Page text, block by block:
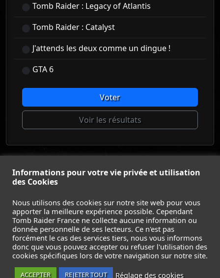
Tomb Raider : Legacy of Atlantis
Tomb Raider : Catalyst
J'attends les deux comme un dingue !
GTA 6
Voter
Voir les résultats
Informations pour votre vie privée et utilisation
des Cookies
Nous utilisons des cookies sur notre site web pour vous
apporter la meilleure expérience possible. Cependant
Tomb Raider France ne collecte aucune information ou
donnée personnelle de ses lecteurs. Ce n'est pas
forcément le cas des services tiers, nous vous informons
donc que vous pouvez accepter ou refuser l'utilisation des
cookies spécifiques lors de votre navigation sur notre site.
ACCEPTER REJETER TOUT Réglage des cookies
Lara Croft et Tomb Raider sont des marques déposées
ACCUEIL- TOMB RAIDER- LEGACY OF ATLANTIS-
CATALYST- LARA CROFT- FILMS- CONTACT-
MENTIONS LÉGALES / CGU-
Suivez nous sur les réseaux :